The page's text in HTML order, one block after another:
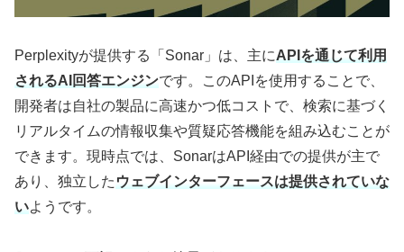
Perplexityが提供する「Sonar」は、主にAPIを通じて利用
されるAI回答エンジンです。このAPIを使用することで、
開発者は自社の製品に高速かつ低コストで、検索に基づく
リアルタイムの情報収集や質疑応答機能を組み込むことが
できます。現時点では、SonarはAPI経由での提供が主で
あり、独立した ウェブインターフェースは提供されていな
いようです。